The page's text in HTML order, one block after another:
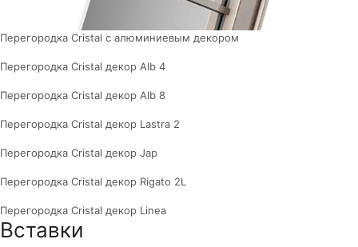
Перегородка Cristal с алюминиевым декором
Перегородка Cristal декор Alb 4
Перегородка Cristal декор Alb 8
Перегородка Cristal декор Lastra 2
Перегородка Cristal декор Jap
Перегородка Cristal декор Rigato 2L
Перегородка Cristal декор Linea
Вставки